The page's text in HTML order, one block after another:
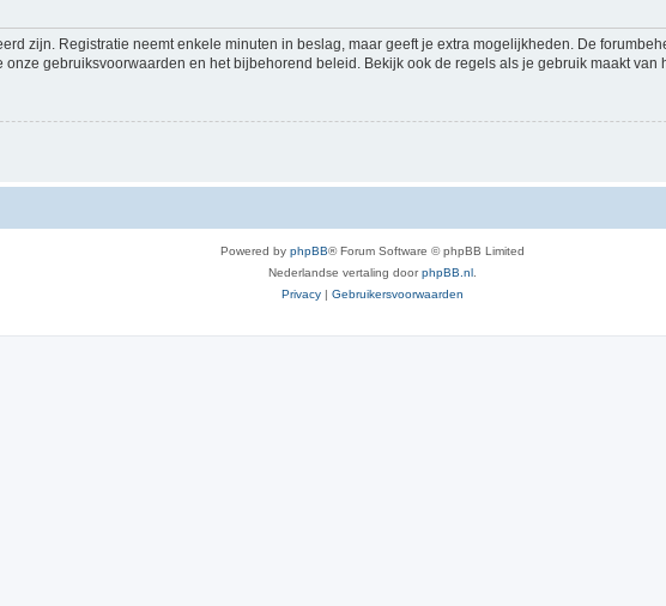
zijn. Registratie neemt enkele minuten in beslag, maar geeft je extra mogelijkheden. De
gebruiksvoorwaarden en het bijbehorend beleid. Bekijk ook de regels als je gebruik maakt van
Powered by phpBB® Forum Software © phpBB Limited
Nederlandse vertaling doorphpBB.nl.
Privacy | Gebruikersvoorwaarden